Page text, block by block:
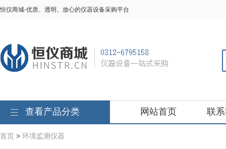
恒仪商城-优质、透明、放心的仪器设备采购平台
查看产品分类 网站首页 联
首页 > 环境监测仪器